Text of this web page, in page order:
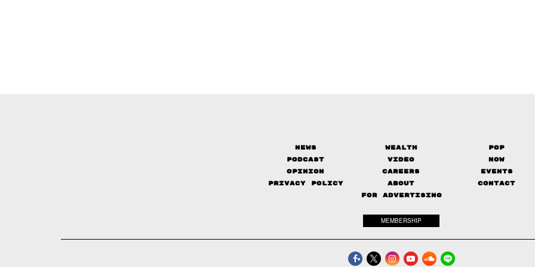
News Wealth
Pop
Podcast
Video
Now
Opinion
Careers
Events
Privacy Policy
About
Contact
FOR ADVERTISING
MEMBERSHIP